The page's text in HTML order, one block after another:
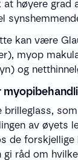
at høyere grad
kan være
myop
og
brilleglass,
av øyets
de forskjellige
gi råd om